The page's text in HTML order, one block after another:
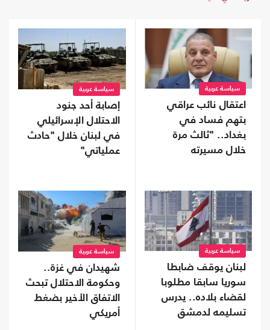
سياسة عربية
اعتقال نائب عراقي
بتهم فساد في
بغداد.. "ثالث مرة
خلال مسيرته
سياسة عربية
إصابة أحد جنود
الاحتلال الإسرائيلي
في لبنان خلال "حادث
عملياتي"
سياسة عربية
لبنان يوقف ضابطا
سوريا سابقا مطلوبا
لقضاء بلاده.. يدرس
تسليمه لدمشق
سياسة عربية
شهيدان في غزة..
وحكومة الاحتلال تبحث
الاتفاق الأخير بضغط
أمريكي